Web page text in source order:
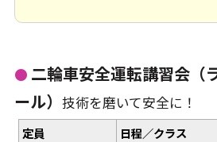
● 二輪車安全運転講習会（
ール） 技術を磨いて安全に！
定員 日程／クラス